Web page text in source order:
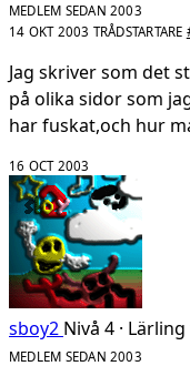
MEDLEM SEDAN 2003
14 OKT 2003 TRÅDSTARTARE
Jag skriver som det
på olika sidor som
har fuskat,och hur
16 OCT 2003
sboy2 Nivå 4 · Lärling
MEDLEM SEDAN 2003